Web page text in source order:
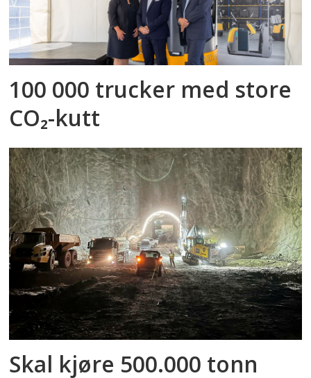
100 000 trucker med store
CO₂-kutt
Skal kjøre 500.000 tonn